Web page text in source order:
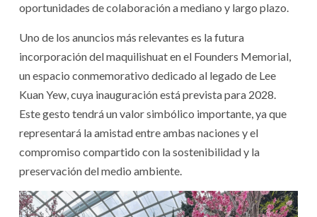
oportunidades de colaboración a mediano y largo plazo.
Uno de los anuncios más relevantes es la futura
incorporación del maquilishuat en el Founders Memorial,
un espacio conmemorativo dedicado al legado de Lee
Kuan Yew, cuya inauguración está prevista para 2028.
Este gesto tendrá un valor simbólico importante, ya que
representará la amistad entre ambas naciones y el
compromiso compartido con la sostenibilidad y la
preservación del medio ambiente.